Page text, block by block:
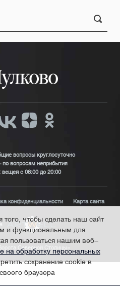
вопросы круглосуточно
вопросам неприбытия
с 08:00 до 20:00
конфиденциальности Карта сайта
Северной Столицы»
чтобы сделать наш сайт
и функциональным для
пользоваться нашим веб-
на обработку персональных
сохранение cookie в
браузера